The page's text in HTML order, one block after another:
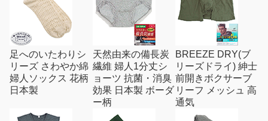
足へのいたわりシ
リーズ さわやか綿
婦人ソックス 花柄
日本製
天然由来の備長炭
繊維 婦人1分丈シ
ョーツ 抗菌・消臭
効果 日本製 ボーダ
ー柄
BREEZE DRY(ブ
リーズドライ) 紳士
前開きボクサーブ
リーフ メッシュ 高
通気